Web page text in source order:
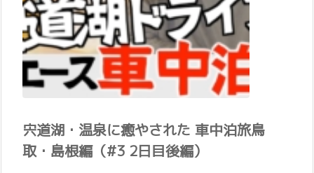
宍道湖・温泉に癒やされた 車中泊旅鳥
取・島根編（#3 2日目後編）